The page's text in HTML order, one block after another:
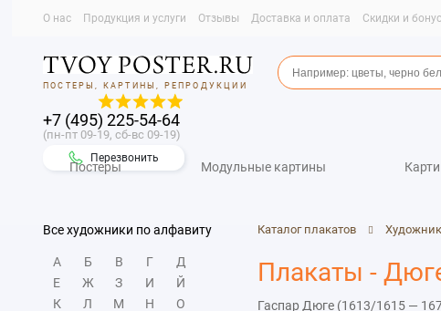
О нас Продукция и услуги Отзывы Доставка и оплата Скидки и
ПОСТЕРЫ, КАРТИНЫ, РЕПРОДУКЦИИ
+7 (495) 225-54-64
(пн-пт 09-19, сб-вс 09-19)
Перезвонить
Постеры Модульные картины
Все художники по алфавиту
А Б В Г
Д
Е
Ж З И
Й
К
Л М Н
О
Каталог плакатов
Плакаты -
Гаспар Дюге (1613/1615 —